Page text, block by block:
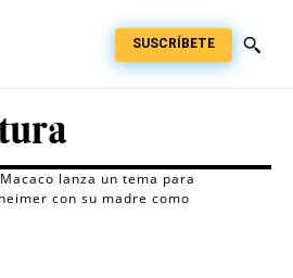
SUSCRÍBETE
Macaco lanza un tema para
con su madre como